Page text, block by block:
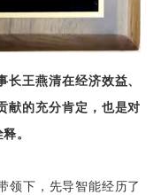
长王燕清在经济效益、
献的充分肯定 ，也是对
。
领下 ，先导智能经历了